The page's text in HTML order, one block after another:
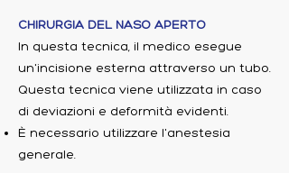
CHIRURGIA DEL NASO APERTO
In questa tecnica, il medico esegue
un'incisione esterna attraverso un tubo.
Questa tecnica viene utilizzata in caso
di deviazioni e deformità evidenti.
È necessario utilizzare l'anestesia
generale.